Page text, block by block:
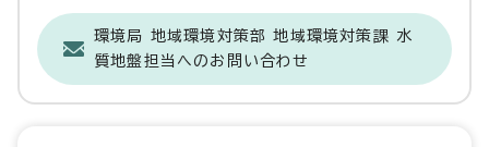
環境局 地域環境対策部 地域環境対策課 水
質地盤担当へのお問い合わせ